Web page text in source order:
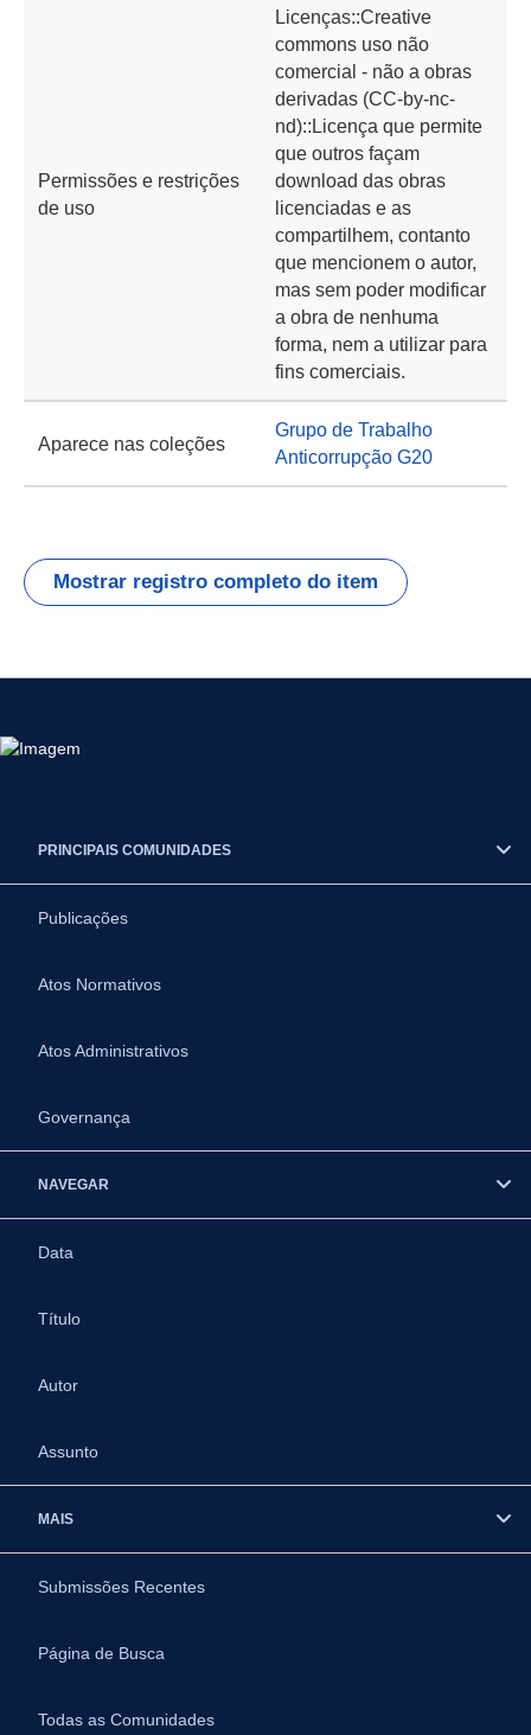
Permissões e restrições
de uso
Licenças::Creative
commons uso não
comercial - não a obras
derivadas (CC-by-nc-
nd)::Licença que permite
que outros façam
download das obras
licenciadas e as
compartilhem, contanto
que mencionem o autor,
mas sem poder modificar
a obra de nenhuma
forma, nem a utilizar para
fins comerciais.
Aparece nas coleções
Grupo de Trabalho
Anticorrupção G20
Mostrar registro completo do item
PRINCIPAIS COMUNIDADES
Publicações
Atos Normativos
Atos Administrativos
Governança
NAVEGAR
Data
Título
Autor
Assunto
MAIS
Submissões Recentes
Página de Busca
Todas as Comunidades